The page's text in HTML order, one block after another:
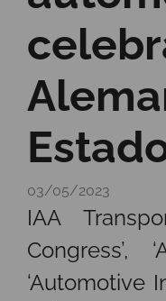
03/05/2023
IAA
Congress’,
‘Automotive